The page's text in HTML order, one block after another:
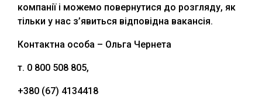
компанії і можемо повернутися до розгляду, як
тільки у нас з’явиться відповідна вакансія.
Контактна особа – Ольга Чернета
т. 0 800 508 805,
+380 (67) 4134418